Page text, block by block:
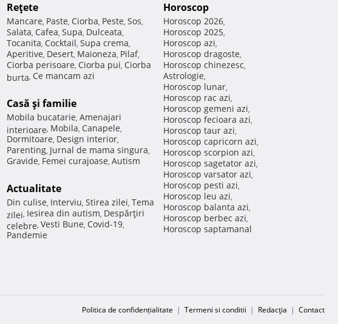
Reţete
Mancare, Paste, Ciorba, Peste, Sos,
Salata, Cafea, Supa, Dulceata,
Tocanita, Cocktail, Supa crema,
Aperitive, Desert, Maioneza, Pilaf,
Ciorba perisoare, Ciorba pui, Ciorba
burta, Ce mancam azi
Casă şi familie
Mobila bucatarie, Amenajari
interioare, Mobila, Canapele,
Dormitoare, Design interior,
Parenting, Jurnal de mama singura,
Gravide, Femei curajoase, Autism
Actualitate
Din culise, Interviu, Stirea zilei, Tema
zilei, Iesirea din autism, Despărţiri
celebre, Vesti Bune, Covid-19,
Pandemie
Horoscop
Horoscop 2026,
Horoscop 2025,
Horoscop azi,
Horoscop dragoste,
Horoscop chinezesc,
Astrologie,
Horoscop lunar,
Horoscop rac azi,
Horoscop gemeni azi,
Horoscop fecioara azi,
Horoscop taur azi,
Horoscop capricorn azi,
Horoscop scorpion azi,
Horoscop sagetator azi,
Horoscop varsator azi,
Horoscop pesti azi,
Horoscop leu azi,
Horoscop balanta azi,
Horoscop berbec azi,
Horoscop saptamanal
Politica de confidențialitate | Termeni si conditii | Redacţia | Contact